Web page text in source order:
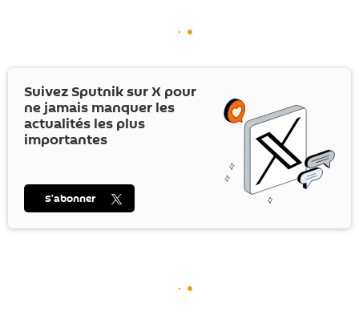
Suivez Sputnik surX pour
ne jamais manquer les
actualités les plus
importantes
S’abonner